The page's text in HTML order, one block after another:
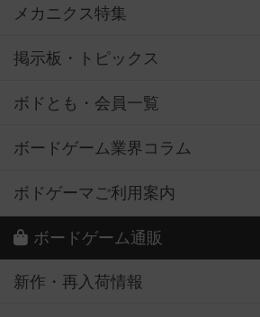
メカニクス特集
掲示板・トピックス
ボドとも・会員一覧
ボードゲーム業界コラム
ボドゲーマご利用案内
ボードゲーム通販
新作・再入荷情報